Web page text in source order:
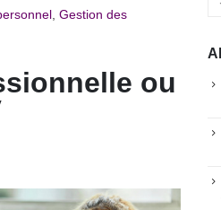
,Gestion des
ou